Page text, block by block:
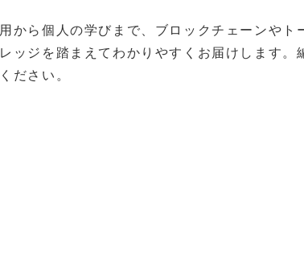
から個人の学びまで、ブロックチェーンやト
ッジを踏まえてわかりやすくお届けします。
ださい。